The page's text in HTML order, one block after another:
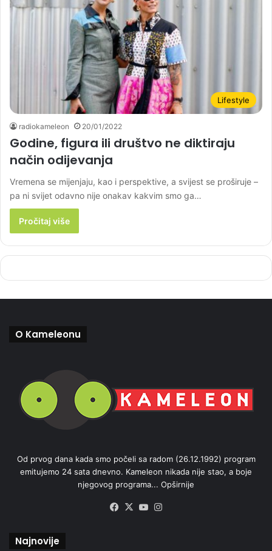
Lifestyle
radiokameleon 20/01/2022
Godine, figura ili društvo ne diktiraju
način odijevanja
Vremena se mijenjaju, kao i perspektive, a svijest se proširuje –
pa ni svijet odavno nije onakav kakvim smo ga…
Pročitaj više
O Kameleonu
Od prvog dana kada smo počeli sa radom (26.12.1992) program
emitujemo 24 sata dnevno. Kameleon nikada nije stao, a boje
njegovog programa... Opširnije
Facebook
X YouTube
Najnovije